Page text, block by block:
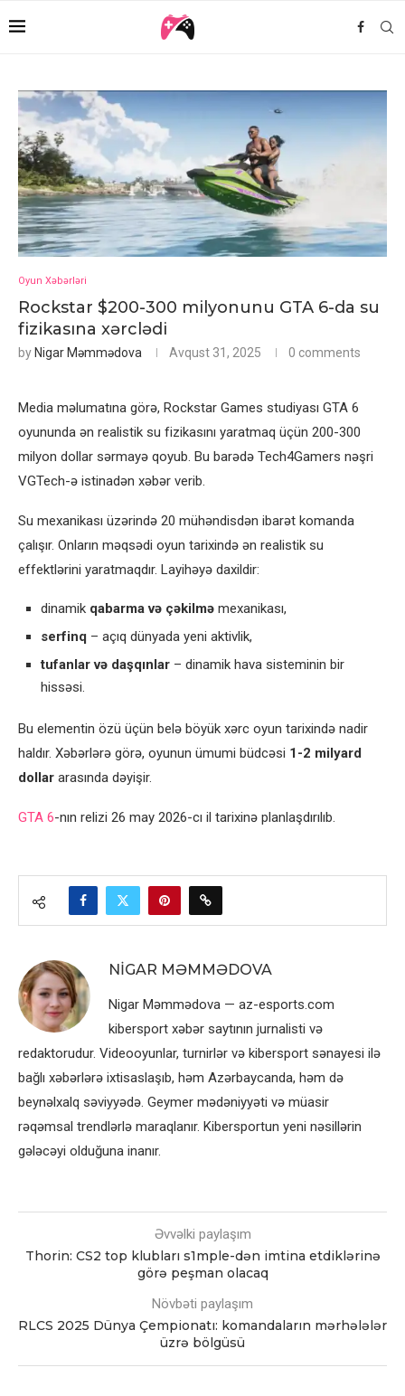
Oyun Xəbərləri
Rockstar $200-300 milyonunu GTA 6-da su
fizikasına xərclədi
by Nigar Məmmədova Avqust 31, 2025 0 comments
Media məlumatına görə, Rockstar Games studiyası GTA 6
oyununda ən realistik su fizikasını yaratmaq üçün 200-300
milyon dollar sərmayə qoyub. Bu barədə Tech4Gamers nəşri
VGTech-ə istinadən xəbər verib.
Su mexanikası üzərində 20 mühəndisdən ibarət komanda
çalışır. Onların məqsədi oyun tarixində ən realistik su
effektlərini yaratmaqdır. Layihəyə daxildir:
dinamik qabarma və çəkilmə mexanikası,
serfinq – açıq dünyada yeni aktivlik,
tufanlar və daşqınlar – dinamik hava sisteminin bir
hissəsi.
Bu elementin özü üçün belə böyük xərc oyun tarixində nadir
haldır. Xəbərlərə görə, oyunun ümumi büdcəsi 1-2 milyard
dollar arasında dəyişir.
GTA 6-nın relizi 26 may 2026-cı il tarixinə planlaşdırılıb.
NIGAR MƏMMƏDOVA
Nigar Məmmədova — az-esports.com
kibersport xəbər saytının jurnalisti və
redaktorudur. Videooyunlar, turnirlər və kibersport sənayesi ilə
bağlı xəbərlərə ixtisaslaşıb, həm Azərbaycanda, həm də
beynəlxalq səviyyədə. Geymer mədəniyyəti və müasir
rəqəmsal trendlərlə maraqlanır. Kibersportun yeni nəsillərin
gələcəyi olduğuna inanır.
Əvvəlki paylaşım
Thorin: CS2 top klubları s1mple-dən imtina etdiklərinə
görə peşman olacaq
Növbəti paylaşım
RLCS 2025 Dünya Çempionatı: komandaların mərhələlər
üzrə bölgüsü